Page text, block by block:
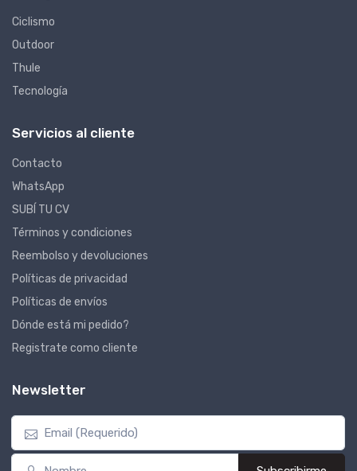
Ciclismo
Outdoor
Thule
Tecnología
Servicios al cliente
Contacto
WhatsApp
SUBÍ TU CV
Términos y condiciones
Reembolso y devoluciones
Políticas de privacidad
Políticas de envíos
Dónde está mi pedido?
Registrate como cliente
Newsletter